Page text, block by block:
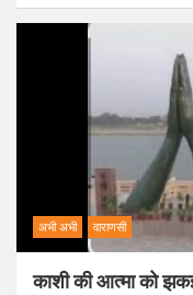
अभी अभी वाराणसी
काशी की आत्मा को